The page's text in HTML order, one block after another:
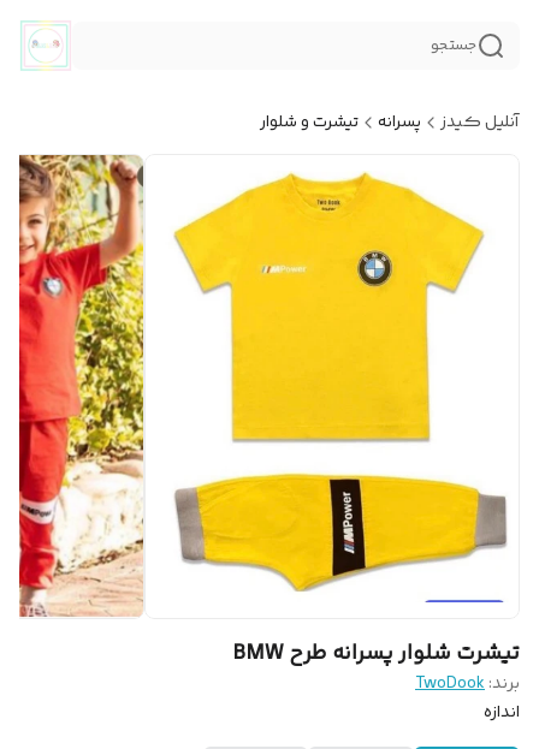
جستجو
آنلیل کیدز پسرانه تیشرت و شلوار
تیشرت شلوار پسرانه طرح BMW
برند:TwoDook
اندازه